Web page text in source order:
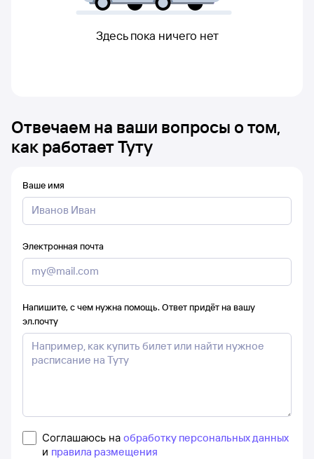
Здесь пока ничего нет
Отвечаем на ваши вопросы о том,
как работает Туту
Ваше имя
Электронная почта
Напишите, с чем нужна помощь. Ответ придёт на вашу
эл.почту
Соглашаюсь на обработку персональных данных
и правила размещения